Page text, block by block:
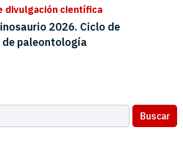
divulgación científica
2026. Ciclo de
paleontología
Buscar